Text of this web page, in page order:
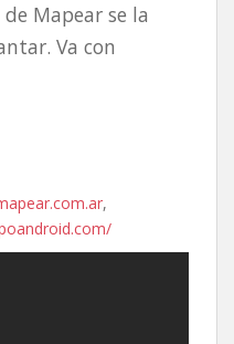
Mapear se la
Va con
,